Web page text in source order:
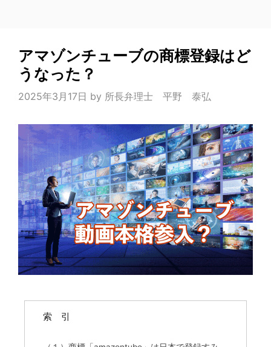
アマゾンチューブの商標登録はど
うなった？
2025年3月17日 by 所長弁理士 平野 泰弘
索 引